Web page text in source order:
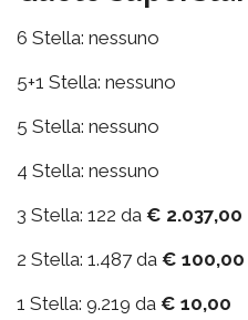
6 Stella: nessuno
5+1 Stella: nessuno
5 Stella: nessuno
4 Stella: nessuno
3 Stella: 122 da € 2.037,00
2 Stella: 1.487 da € 100,00
1 Stella: 9.219 da € 10,00